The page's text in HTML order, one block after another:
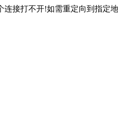
连接打不开!如需重定向到指定